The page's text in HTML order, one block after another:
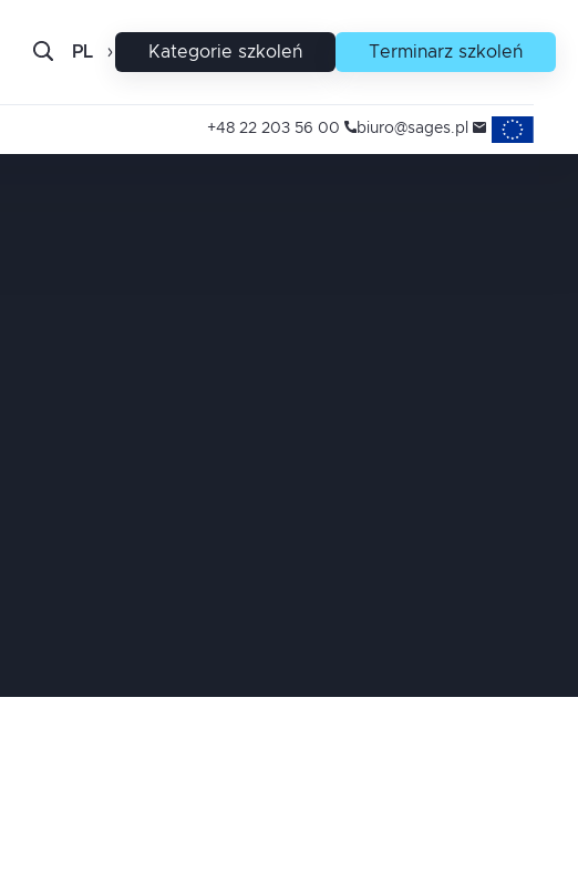
PL EN Kategorie szkoleń Terminarz szkoleń
+48 22 203 56 00 biuro@sages.pl Projekty